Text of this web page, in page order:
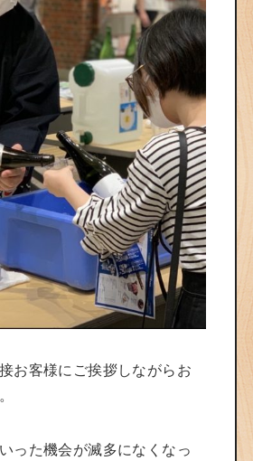
お客様にご挨拶しながらお
った機会が滅多になくなっ